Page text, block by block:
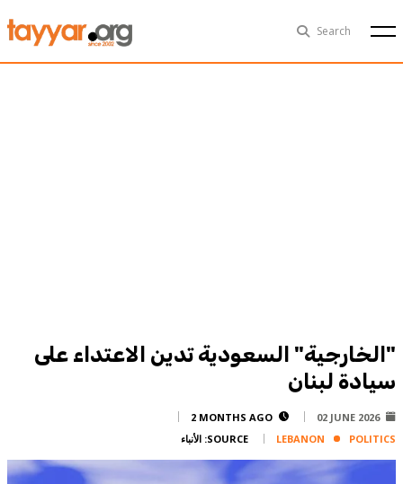
Search
Sun, Aug 9th 29°C
Contact
"الخارجية" السعودية تدين الاعتداء على
سيادة لبنان
02 JUNE 2026
2 MONTHS AGO
LEBANON
POLITICS
SOURCE: الأنباء